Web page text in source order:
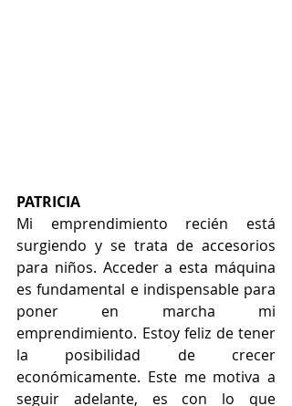
PATRICIA
Mi emprendimiento recién está
surgiendo y se trata de accesorios
para niños. Acceder a esta máquina
es fundamental e indispensable para
poner en marcha mi
emprendimiento. Estoy feliz de tener
la posibilidad de crecer
económicamente. Este me motiva a
seguir adelante, es con lo que